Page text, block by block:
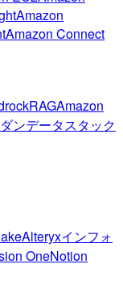
Amazon
Amazon Connect
RAGAmazon
ンデータスタック
Alteryxインフォ
OneNotion